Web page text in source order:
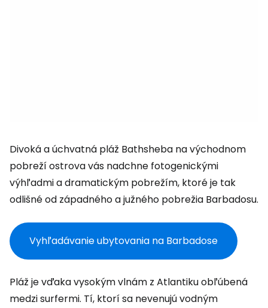
Divoká a úchvatná pláž Bathsheba na východnom
pobreží ostrova vás nadchne fotogenickými
výhľadmi a dramatickým pobrežím, ktoré je tak
odlišné od západného a južného pobrežia Barbadosu.
Vyhľadávanie ubytovania na Barbadose
Pláž je vďaka vysokým vlnám z Atlantiku obľúbená
medzi surfermi. Tí, ktorí sa nevenujú vodným